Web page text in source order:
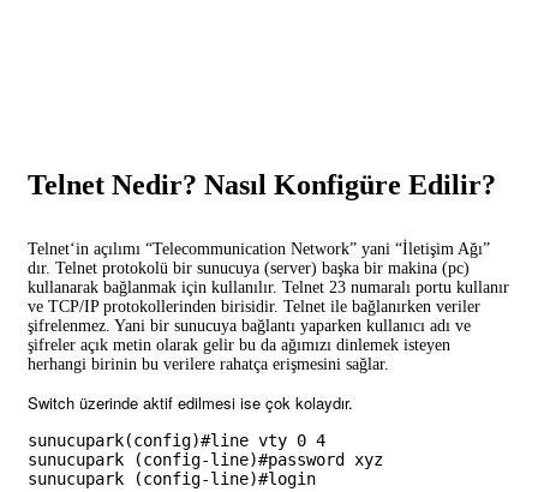
Telnet Nedir? Nasıl Konfigüre Edilir?
Telnet‘in açılımı “Telecommunication Network” yani “İletişim Ağı”
dır. Telnet protokolü bir sunucuya (server) başka bir makina (pc)
kullanarak bağlanmak için kullanılır. Telnet 23 numaralı portu kullanır
ve TCP/IP protokollerinden birisidir. Telnet ile bağlanırken veriler
şifrelenmez. Yani bir sunucuya bağlantı yaparken kullanıcı adı ve
şifreler açık metin olarak gelir bu da ağımızı dinlemek isteyen
herhangi birinin bu verilere rahatça erişmesini sağlar.
Switch üzerinde aktif edilmesi ise çok kolaydır.
sunucupark(config)#line vty 0 4
sunucupark (config-line)#password xyz
sunucupark (config-line)#login